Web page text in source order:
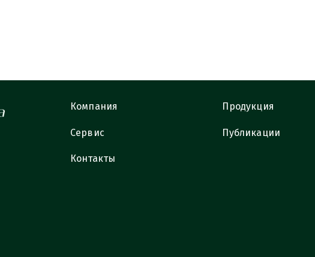
Компания Продукция
Сервис Публикации
Контакты